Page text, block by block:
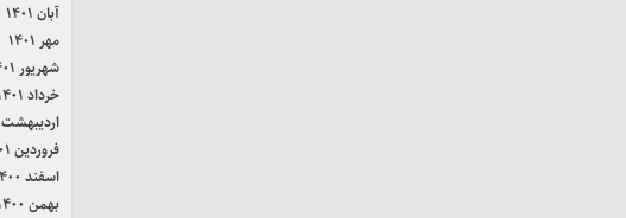
آبان ۱۴۰۱
مهر ۱۴۰۱
شهریور ۱۴۰۱
خرداد ۱۴۰۱
اردیبهشت ۱۴۰۱
فروردین ۱۴۰۱
اسفند ۱۴۰۰
بهمن ۱۴۰۰